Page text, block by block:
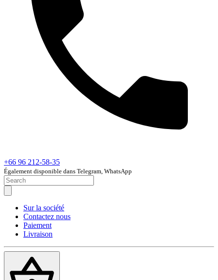
+66 96 212-58-35
Également disponible dans Telegram, WhatsApp
Sur la société
Contactez nous
Paiement
Livraison